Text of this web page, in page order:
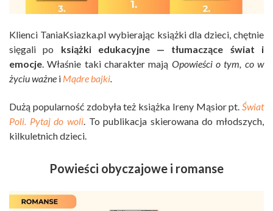
Klienci TaniaKsiazka.pl wybierając książki dla dzieci, chętnie
sięgali po książki edukacyjne — tłumaczące świat i
emocje. Właśnie taki charakter mają Opowieści o tym, co w
życiu ważne i Mądre bajki.
Dużą popularność zdobyła też książka Ireny Mąsior pt. Świat
Poli. Pytaj do woli. To publikacja skierowana do młodszych,
kilkuletnich dzieci.
Powieści obyczajowe i romanse